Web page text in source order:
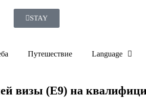
STAY
Путешествие Language
визы (E9) на